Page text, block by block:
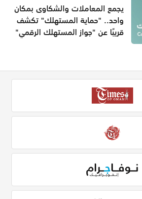
يجمع المعاملات والشكاوى بمكان
واحد.. "حماية المستهلك" تكشف
قريبًا عن "جواز المستهلك الرقمي"